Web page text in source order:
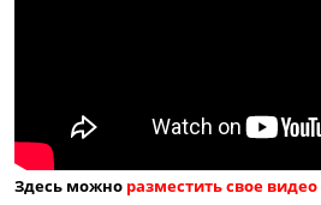
Здесь можно разместить свое видео